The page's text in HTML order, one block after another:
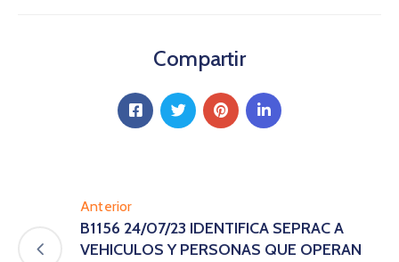
Compartir
Anterior
B1156 24/07/23 IDENTIFICA SEPRAC A
VEHICULOS Y PERSONAS QUE OPERAN